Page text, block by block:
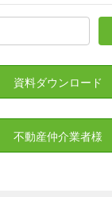
資料ダウンロード
不動産仲介業者様